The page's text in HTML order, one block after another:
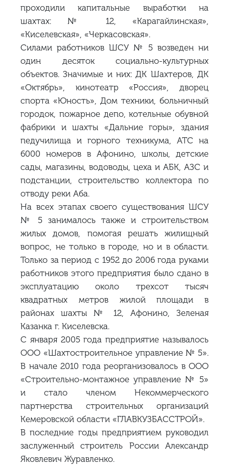
проходили капитальные выработки на
шахтах: № 12, «Карагайлинская»,
«Киселевская», «Черкасовская».
Силами работников ШСУ № 5 возведен ни
один десяток социально-культурных
объектов. Значимые и них: ДК Шахтеров, ДК
«Октябрь», кинотеатр «Россия», дворец
спорта «Юность», Дом техники, больничный
городок, пожарное депо, котельные обувной
фабрики и шахты «Дальние горы», здания
педучилища и горного техникума, АТС на
6000 номеров в Афонино, школы, детские
сады, магазины, водоводы, цеха и АБК, АЗС и
подстанции, строительство коллектора по
отводу реки Аба.
На всех этапах своего существования ШСУ
№ 5 занималось также и строительством
жилых домов, помогая решать жилищный
вопрос, не только в городе, но и в области.
Только за период с 1952 до 2006 года руками
работников этого предприятия было сдано в
эксплуатацию около трехсот тысяч
квадратных метров жилой площади в
районах шахты № 12, Афонино, Зеленая
Казанка г. Киселевска.
С января 2005 года предприятие называлось
ООО «Шахтостроительное управление № 5».
В начале 2010 года реорганизовалось в ООО
«Строительно-монтажное управление № 5»
и стало членом Некоммерческого
партнерства строительных организаций
Кемеровской области «ГЛАВКУЗБАССТРОЙ».
В последние годы предприятием руководил
заслуженный строитель России Александр
Яковлевич Журавленко.